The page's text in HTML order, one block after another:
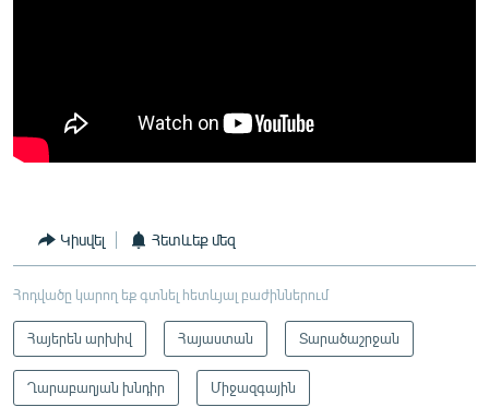
Կիսվել Հետևեք մեզ
Հոդվածը կարող եք գտնել հետևյալ բաժիններում
Հայերեն արխիվ Հայաստան Տարածաշրջան
Ղարաբաղյան խնդիր Միջազգային